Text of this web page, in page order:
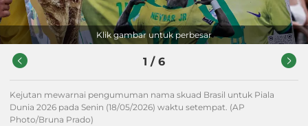
Klik gambar untuk perbesar
1 / 6
Kejutan mewarnai pengumuman nama skuad Brasil untuk Piala
Dunia 2026 pada Senin (18/05/2026) waktu setempat. (AP
Photo/Bruna Prado)